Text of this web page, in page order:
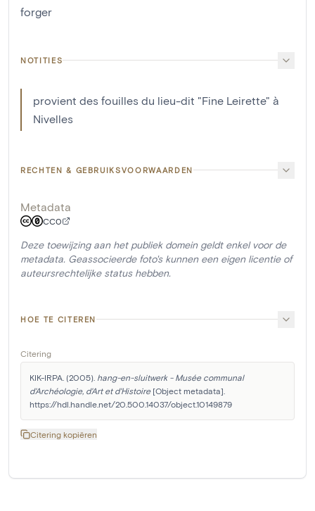
forger
NOTITIES
provient des fouilles du lieu-dit "Fine Leirette" à
Nivelles
RECHTEN & GEBRUIKSVOORWAARDEN
Metadata
CC0
Deze toewijzing aan het publiek domein geldt enkel voor de
metadata. Geassocieerde foto's kunnen een eigen licentie of
auteursrechtelijke status hebben.
HOE TE CITEREN
Citering
KIK-IRPA. (2005). hang-en-sluitwerk - Musée communal
d'Archéologie, d'Art et d'Histoire [Object metadata].
https://hdl.handle.net/20.500.14037/object.10149879
Citering kopiëren